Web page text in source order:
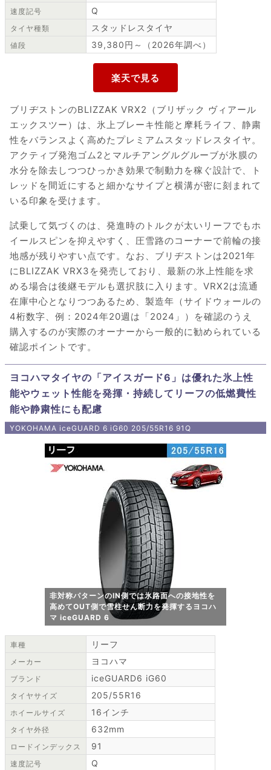
速度記号 Q
タイヤ種類 スタッドレスタイヤ
値段 39,380円～（2026年調べ）
ブリヂストンのBLIZZAK VRX2（ブリザック ヴィアール
エックスツー）は、氷上ブレーキ性能と摩耗ライフ、静粛
性をバランスよく高めたプレミアムスタッドレスタイヤ。
アクティブ発泡ゴム2とマルチアングルグルーブが氷膜の
水分を除去しつつひっかき効果で制動力を稼ぐ設計で、ト
レッドを間近にすると細かなサイプと横溝が密に刻まれて
いる印象を受けます。
試乗して気づくのは、発進時のトルクが太いリーフでもホ
イールスピンを抑えやすく、圧雪路のコーナーで前輪の接
地感が残りやすい点です。なお、ブリヂストンは2021年
にBLIZZAK VRX3を発売しており、最新の氷上性能を求
める場合は後継モデルも選択肢に入ります。VRX2は流通
在庫中心となりつつあるため、製造年（サイドウォールの
4桁数字、例：2024年20週は「2024」）を確認のうえ
購入するのが実際のオーナーから一般的に勧められている
確認ポイントです。
ヨコハマタイヤの「アイスガード6」は優れた氷上性
能やウェット性能を発揮・持続してリーフの低燃費性
能や静粛性にも配慮
YOKOHAMA iceGUARD 6 iG60 205/55R16 91Q
非対称パターンのIN側では氷路面への接地性を
高めてOUT側で雪柱せん断力を発揮するヨコハ
マ iceGUARD 6
車種 リーフ
メーカー ヨコハマ
ブランド iceGUARD6 iG60
タイヤサイズ 205/55R16
ホイールサイズ 16インチ
タイヤ外径 632mm
ロードインデックス 91
速度記号 Q